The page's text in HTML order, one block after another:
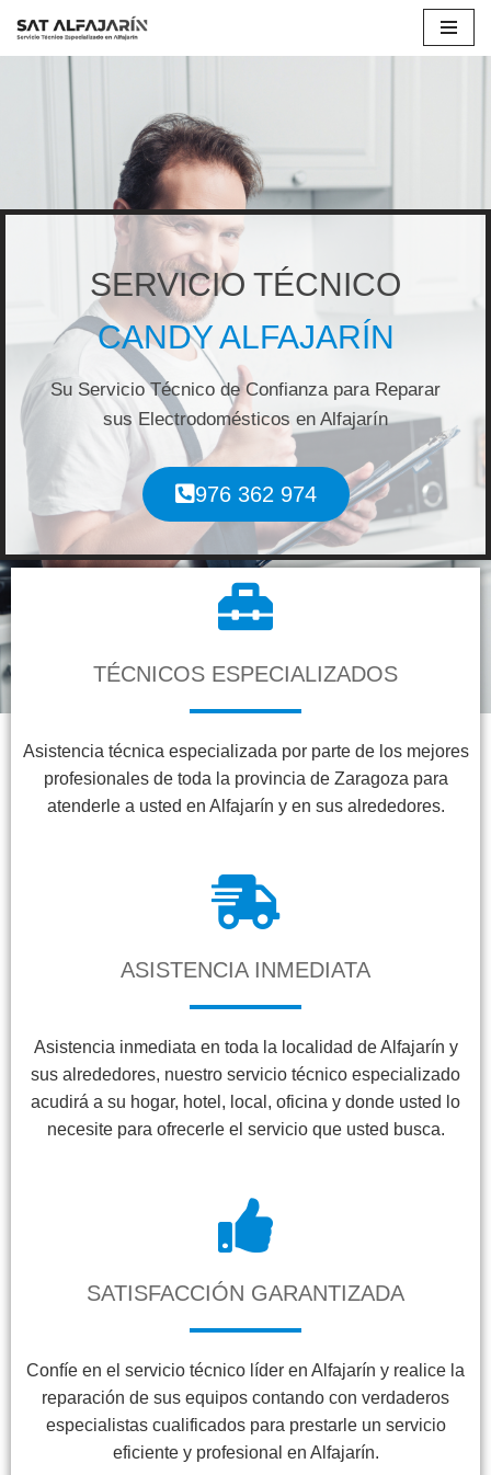
Saltar
SERVICIO TÉCNICO
CANDY ALFAJARÍN
Su Servicio Técnico de Confianza para Reparar
sus Electrodomésticos en Alfajarín
976 362 974
TÉCNICOS ESPECIALIZADOS
Asistencia técnica especializada por parte de los mejores
profesionales de toda la provincia de Zaragoza para
atenderle a usted en Alfajarín y en sus alrededores.
ASISTENCIA INMEDIATA
Asistencia inmediata en toda la localidad de Alfajarín y
sus alrededores, nuestro servicio técnico especializado
acudirá a su hogar, hotel, local, oficina y donde usted lo
necesite para ofrecerle el servicio que usted busca.
SATISFACCIÓN GARANTIZADA
Confíe en el servicio técnico líder en Alfajarín y realice la
reparación de sus equipos contando con verdaderos
especialistas cualificados para prestarle un servicio
eficiente y profesional en Alfajarín.